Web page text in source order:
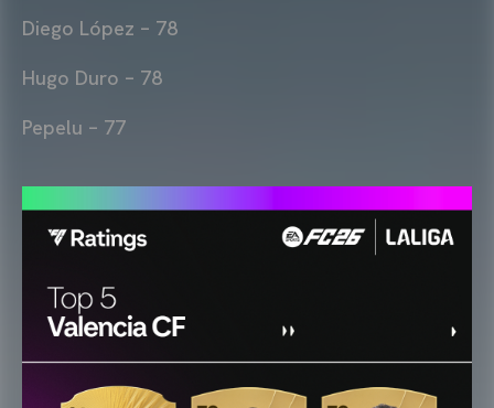
Diego López – 78
Hugo Duro – 78
Pepelu – 77